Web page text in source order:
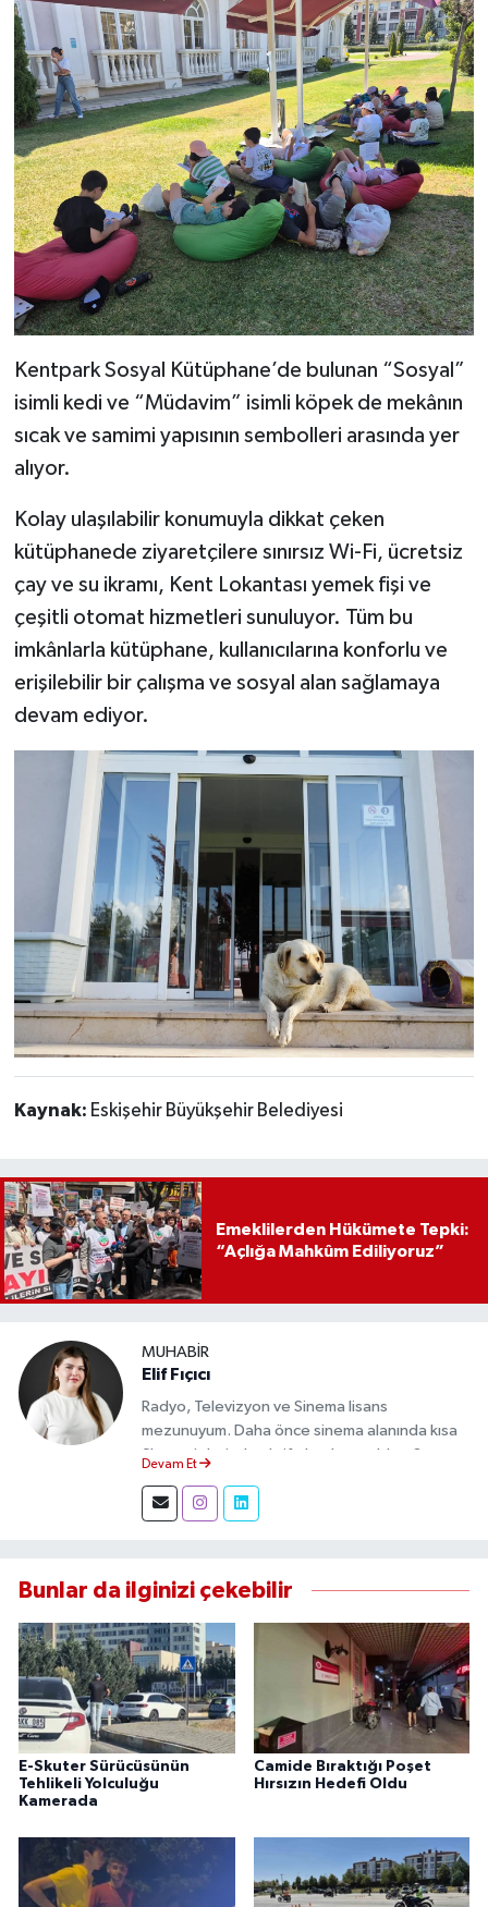
Kentpark Sosyal Kütüphane’de bulunan “Sosyal”
isimli kedi ve “Müdavim” isimli köpek de mekânın
sıcak ve samimi yapısının sembolleri arasında yer
alıyor.
Kolay ulaşılabilir konumuyla dikkat çeken
kütüphanede ziyaretçilere sınırsız Wi-Fi, ücretsiz
çay ve su ikramı, Kent Lokantası yemek fişi ve
çeşitli otomat hizmetleri sunuluyor. Tüm bu
imkânlarla kütüphane, kullanıcılarına konforlu ve
erişilebilir bir çalışma ve sosyal alan sağlamaya
devam ediyor.
Kaynak: Eskişehir Büyükşehir Belediyesi
Emeklilerden Hükümete Tepki:
“Açlığa Mahkûm Ediliyoruz”
MUHABIR
Elif Fıçıcı
Radyo, Televizyon ve Sinema lisans
mezunuyum. Daha önce sinema alanında kısa
film projelerinde aktif olarak yer aldım. Şu an
görev yapıyor, gündemi sahadan takip ederek
doğru ve tarafsız haberler üretiyorum.
Devam Et
Bunlar da ilginizi çekebilir
E-Skuter Sürücüsünün
Tehlikeli Yolculuğu
Kamerada
Camide Bıraktığı Poşet
Hırsızın Hedefi Oldu